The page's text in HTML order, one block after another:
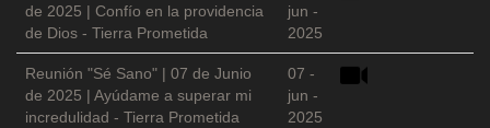
de 2025 | Confío en la providencia
de Dios - Tierra Prometida
jun -
2025
Reunión "Sé Sano" | 07 de Junio
de 2025 | Ayúdame a superar mi
incredulidad - Tierra Prometida
07 -
jun -
2025